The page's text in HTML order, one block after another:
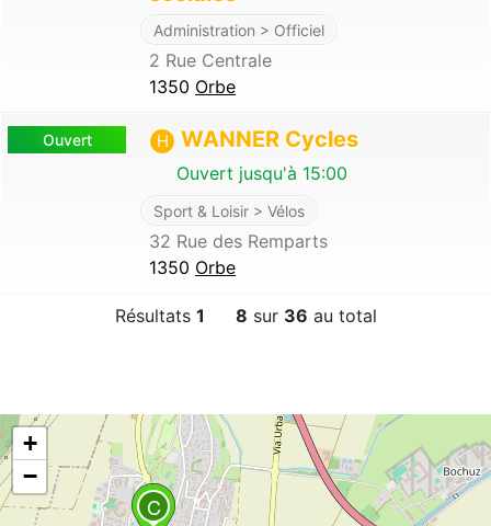
Administration > Officiel
2 Rue Centrale
1350 Orbe
Ouvert H WANNER Cycles
Ouvert jusqu'à 15:00
Sport & Loisir > Vélos
32 Rue des Remparts
1350 Orbe
Résultats 1 8 sur 36 au total
C
+
−